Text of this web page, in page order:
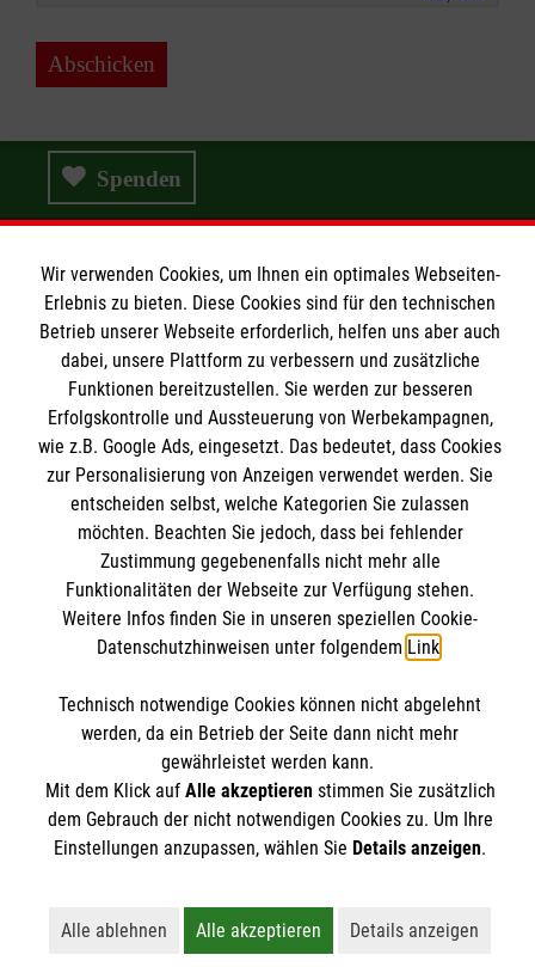
Abschicken
Spenden
Wir Malteser
Wir Malteser
Spenden & Helfen
Angebote & Leistungen
Kursangebote
Mitarbeiten & Aktiv werden
Informationen
Presse und Medien
Impressum
Datenschutz
Malteser online
Malteserorden
Malteser International
Sharepoint
Spendenkonto
Empfänger: Malteser Hilfsdienst e.V.
IBAN: DE90 6005 0101 0001 2706 88
BIC: SOLADEST600
Der Malteser Hilfsdienst e.V. ist als eingetragene
gemeinnützige Organisation von der Körperschaft- und
Wir verwenden Cookies, um Ihnen ein optimales Webseiten-
Erlebnis zu bieten. Diese Cookies sind für den technischen
Betrieb unserer Webseite erforderlich, helfen uns aber auch
dabei, unsere Plattform zu verbessern und zusätzliche
Funktionen bereitzustellen. Sie werden zur besseren
Erfolgskontrolle und Aussteuerung von Werbekampagnen,
wie z.B. Google Ads, eingesetzt. Das bedeutet, dass Cookies
zur Personalisierung von Anzeigen verwendet werden. Sie
entscheiden selbst, welche Kategorien Sie zulassen
möchten. Beachten Sie jedoch, dass bei fehlender
Zustimmung gegebenenfalls nicht mehr alle
Funktionalitäten der Webseite zur Verfügung stehen.
Weitere Infos finden Sie in unseren speziellen Cookie-
Datenschutzhinweisen unter folgendem Link.
Technisch notwendige Cookies können nicht abgelehnt
werden, da ein Betrieb der Seite dann nicht mehr
gewährleistet werden kann.
Mit dem Klick auf Alle akzeptierenstimmen Sie zusätzlich
dem Gebrauch der nicht notwendigen Cookies zu. Um Ihre
Einstellungen anzupassen, wählen Sie Details anzeigen.
Alle ablehnen
Lehnt alle nicht-essentiellen Cookies ab
Alle akzeptieren
Akzeptiert alle Cookies
Details anzeigen